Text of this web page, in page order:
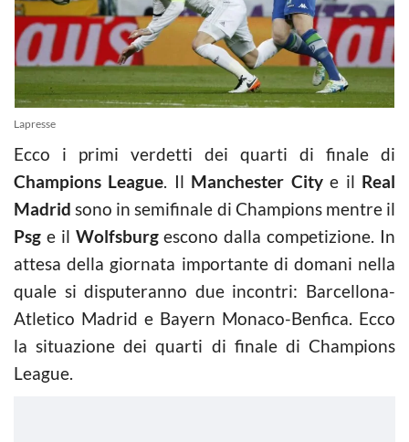
Lapresse
Ecco i primi verdetti dei quarti di finale di
Champions League. Il Manchester Citye il Real
Madrid sono in semifinale di Champions mentre il
Psg e il Wolfsburgescono dalla competizione. In
attesa della giornata importante di domani nella
quale si disputeranno due incontri: Barcellona-
Atletico Madrid e Bayern Monaco-Benfica. Ecco
la situazione dei quarti di finale di Champions
League.